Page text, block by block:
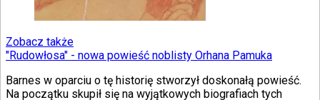
Zobacz także
"Rudowłosa" - nowa powieść noblisty Orhana Pamuka
Barnes w oparciu o tę historię stworzył doskonałą powieść.
Na początku skupił się na wyjątkowych biografiach tych